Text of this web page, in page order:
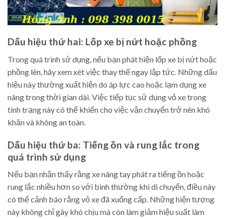
Dấu hiệu thứ hai: Lốp xe bị nứt hoặc phồng
Trong quá trình sử dụng, nếu bạn phát hiện lốp xe bị nứt hoặc
phồng lên, hãy xem xét việc thay thế ngay lập tức. Những dấu
hiệu này thường xuất hiện do áp lực cao hoặc lạm dụng xe
nâng trong thời gian dài. Việc tiếp tục sử dụng vỏ xe trong
tình trạng này có thể khiến cho việc vận chuyển trở nên khó
khăn và không an toàn.
Dấu hiệu thứ ba: Tiếng ồn và rung lắc trong
quá trình sử dụng
Nếu bạn nhận thấy rằng xe nâng tay phát ra tiếng ồn hoặc
rung lắc nhiều hơn so với bình thường khi di chuyển, điều này
có thể cảnh báo rằng vỏ xe đã xuống cấp. Những hiện tượng
này không chỉ gây khó chịu mà còn làm giảm hiệu suất làm